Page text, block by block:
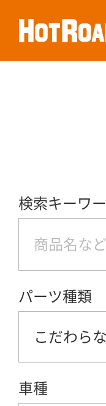
検索キーワ
パーツ種類
こだわら
車種